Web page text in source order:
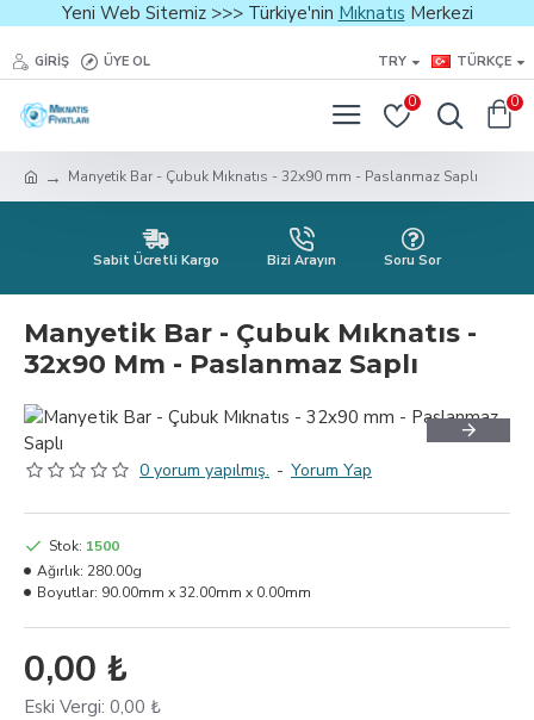
Yeni Web Sitemiz >>> Türkiye'nin Mıknatıs Merkezi
GIRIŞ ÜYE OL TRY TÜRKÇE
0 0
Manyetik Bar - Çubuk Mıknatıs - 32x90 mm - Paslanmaz Saplı
Sabit Ücretli Kargo Bizi Arayın Soru Sor
Manyetik Bar - Çubuk Mıknatıs -
32x90 Mm - Paslanmaz Saplı
0 yorum yapılmış. - Yorum Yap
0,00 ₺
Eski Vergi: 0,00 ₺
Stok: 1500
Ağırlık: 280.00g
Boyutlar: 90.00mm x 32.00mm x 0.00mm